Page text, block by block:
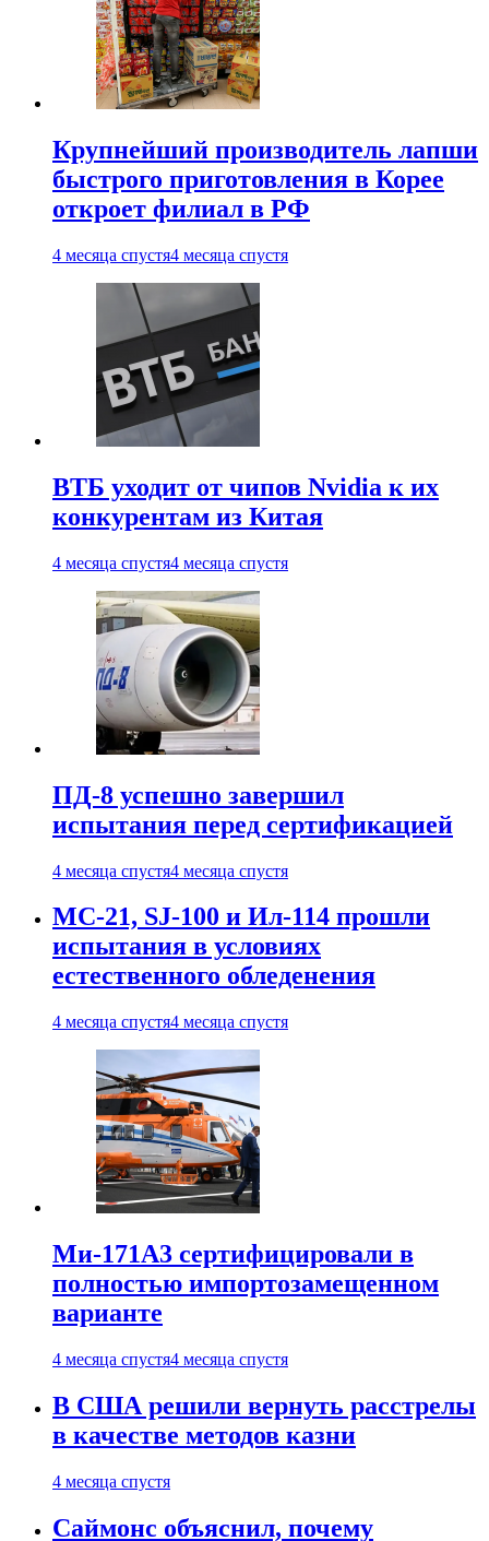
Крупнейший производитель лапши
быстрого приготовления в Корее
откроет филиал в РФ
4 месяца спустя4 месяца спустя
ВТБ уходит от чипов Nvidia к их
конкурентам из Китая
4 месяца спустя4 месяца спустя
ПД-8 успешно завершил
испытания перед сертификацией
4 месяца спустя4 месяца спустя
МС-21, SJ-100 и Ил-114 прошли
испытания в условиях
естественного обледенения
4 месяца спустя4 месяца спустя
Ми-171А3 сертифицировали в
полностью импортозамещенном
варианте
4 месяца спустя4 месяца спустя
В США решили вернуть расстрелы
в качестве методов казни
4 месяца спустя
Саймонс объяснил, почему